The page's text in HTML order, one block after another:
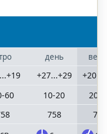
60
день
+27...+29
10-20
758
20-
758